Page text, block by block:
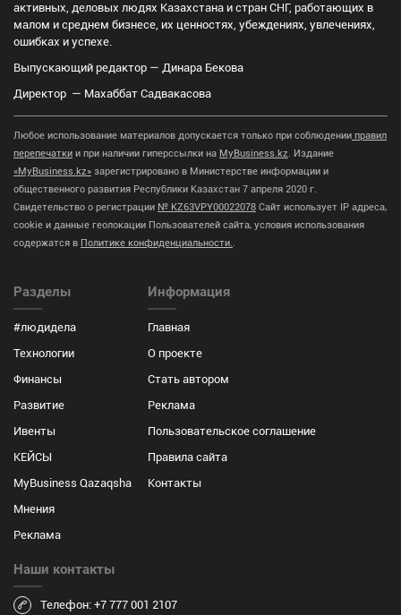
активных, деловых людях Казахстана и стран СНГ, работающих в
малом и среднем бизнесе, их ценностях, убеждениях, увлечениях,
ошибках и успехе.
Выпускающий редактор — Динара Бекова
Директор — Махаббат Садвакасова
Любое использование материалов допускается только при соблюдении правил
перепечатки и при наличии гиперссылки на MyBusiness.kz. Издание
«MyBusiness.kz» зарегистрировано в Министерстве информации и
общественного развития Республики Казахстан 7 апреля 2020 г.
Свидетельство о регистрации № KZ63VPY00022078 Сайт использует IP адреса,
cookie и данные геолокации Пользователей сайта, условия использования
содержатся в Политике конфиденциальности..
Разделы
#людидела
Технологии
Финансы
Развитие
Ивенты
КЕЙСЫ
MyBusiness Qazaqsha
Мнения
Реклама
Информация
Главная
О проекте
Стать автором
Реклама
Пользовательское соглашение
Правила сайта
Контакты
Наши контакты
Телефон: +7 777 001 2107